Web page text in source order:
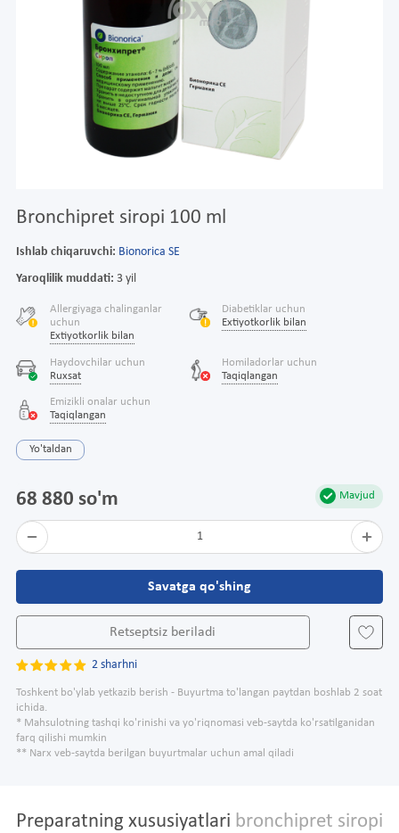
Bronchipret siropi 100 ml
Ishlab chiqaruvchi: Bionorica SE
Yaroqlilik muddati: 3 yil
Allergiyaga chalinganlar
uchun
Extiyotkorlik bilan
Diabetiklar uchun
Extiyotkorlik bilan
Haydovchilar uchun
Ruxsat
Homiladorlar uchun
Taqiqlangan
Emizikli onalar uchun
Taqiqlangan
Yo'taldan
Mavjud
68 880 so'm
1
Savatga qo'shing
Retseptsiz beriladi
2 sharhni
Toshkent bo'ylab yetkazib berish - Buyurtma to'langan paytdan boshlab 2 soat
ichida.
* Mahsulotning tashqi ko'rinishi va yo'riqnomasi veb-saytda ko'rsatilganidan
farq qilishi mumkin
** Narx veb-saytda berilgan buyurtmalar uchun amal qiladi
Preparatning xususiyatlari bronchipret siropi